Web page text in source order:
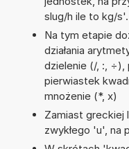
slug/h ile to kg/s'.
Na tym etapie
działania
dzielenie (/, :, ÷),
pierwiastek
mnożenie (*, x)
Zamiast
zwykłego 'u', na